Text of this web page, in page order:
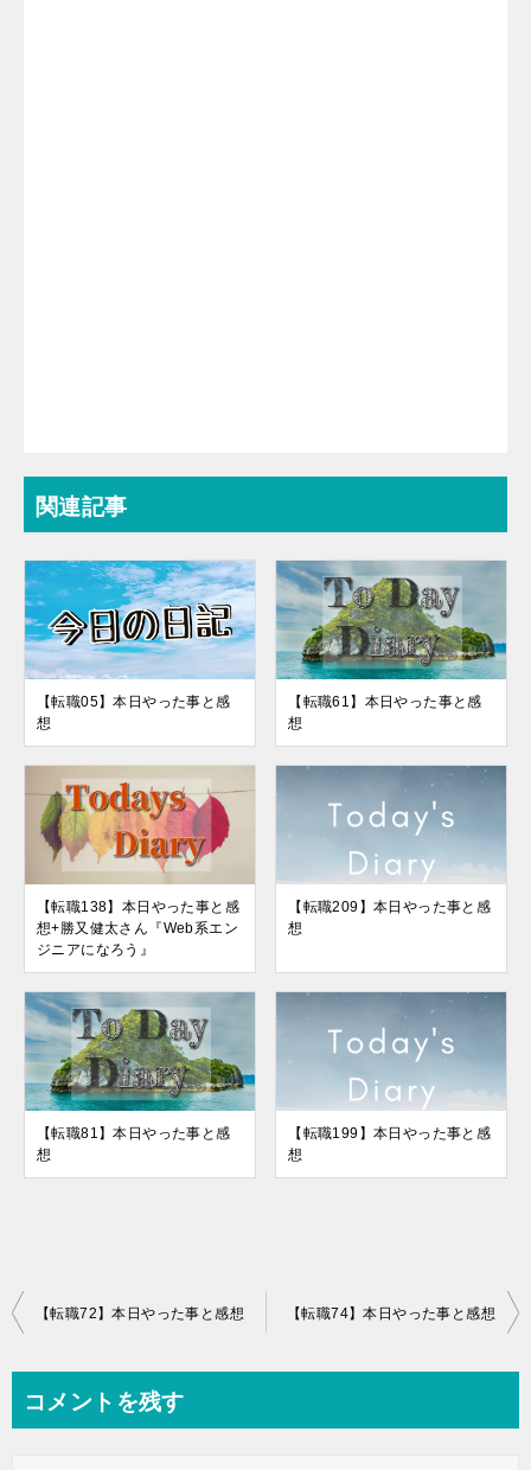
関連記事
【転職05】本日やった事と感
想
【転職61】本日やった事と感
想
【転職138】本日やった事と感
想+勝又健太さん『Web系エン
ジニアになろう』
【転職209】本日やった事と感
想
【転職81】本日やった事と感
想
【転職199】本日やった事と感
想
投
ビ
【転職72】本日やった事と感想 【転職74】本日やった事と感想
コメントを残す